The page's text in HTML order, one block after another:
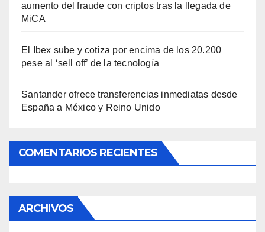
aumento del fraude con criptos tras la llegada de
MiCA
El Ibex sube y cotiza por encima de los 20.200
pese al ‘sell off’ de la tecnología
Santander ofrece transferencias inmediatas desde
España a México y Reino Unido
COMENTARIOS RECIENTES
ARCHIVOS